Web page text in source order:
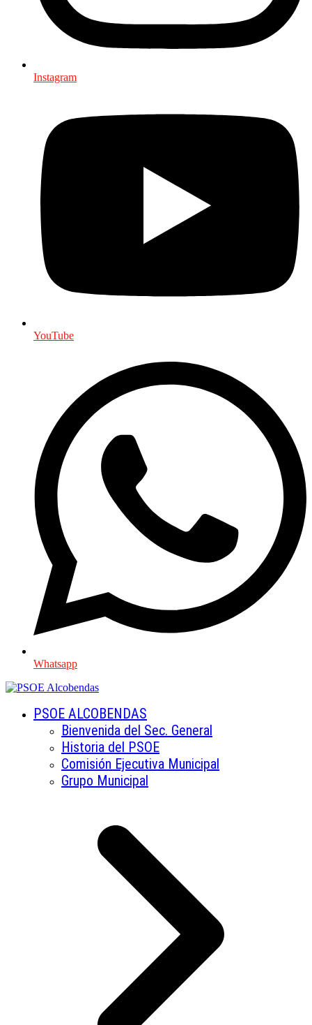
Instagram
YouTube
Whatsapp
PSOE ALCOBENDAS
Bienvenida del Sec. General
Historia del PSOE
Comisión Ejecutiva Municipal
Grupo Municipal